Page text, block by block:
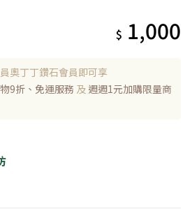
$ 1,000
奧丁丁鑽石會員即可享
9折、免運服務 及 週週1元加購限量商